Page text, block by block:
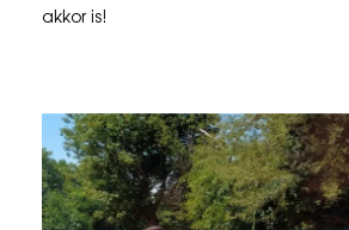
d
k
o
akkor is!